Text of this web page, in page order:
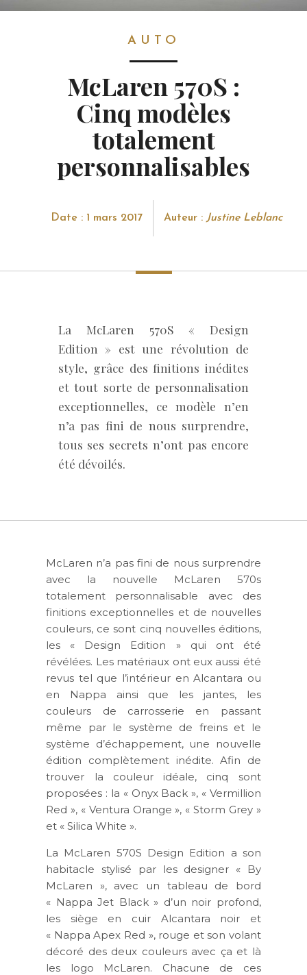
AUTO
McLaren 570S :
Cinq modèles
totalement
personnalisables
Date : 1 mars 2017 Auteur : Justine Leblanc
La McLaren 570S « Design
Edition » est une révolution de
style, grâce des finitions inédites
et tout sorte de personnalisation
exceptionnelles, ce modèle n’en
n’a pas fini de nous surprendre,
tous ses secrets n’ont pas encore
été dévoilés.
McLaren n’a pas fini de nous surprendre
avec la nouvelle McLaren 570s
totalement personnalisable avec des
finitions exceptionnelles et de nouvelles
couleurs, ce sont cinq nouvelles éditions,
les « Design Edition » qui ont été
révélées. Les matériaux ont eux aussi été
revus tel que l’intérieur en Alcantara ou
en Nappa ainsi que les jantes, les
couleurs de carrosserie en passant
même par le système de freins et le
système d’échappement, une nouvelle
édition complètement inédite. Afin de
trouver la couleur idéale, cinq sont
proposées : la « Onyx Back », « Vermillion
Red », « Ventura Orange », « Storm Grey »
et « Silica White ».
La McLaren 570S Design Edition a son
habitacle stylisé par les designer « By
McLaren », avec un tableau de bord
« Nappa Jet Black » d’un noir profond,
les siège en cuir Alcantara noir et
« Nappa Apex Red », rouge et son volant
décoré des deux couleurs avec ça et là
les logo McLaren. Chacune de ces